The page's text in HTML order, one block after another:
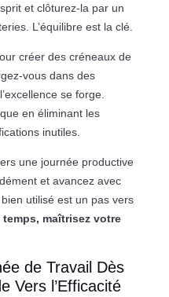
et clôturez-la par un
L’équilibre est la clé.
créer des créneaux de
vous dans des
se forge.
en éliminant les
inutiles.
une journée productive
et avancez avec
utilisé est un pas vers
maîtrisez votre
de Travail Dès
Vers l’Efficacité